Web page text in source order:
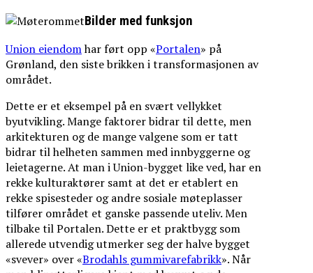
Bilder med funksjon
Union eiendomhar ført opp «Portalen» på
Grønland, den siste brikken i transformasjonen av
området.
Dette er et eksempel på en svært vellykket
byutvikling. Mange faktorer bidrar til dette, men
arkitekturen og de mange valgene som er tatt
bidrar til helheten sammen med innbyggerne og
leietagerne. At man i Union-bygget like ved, har en
rekke kulturaktører samt at det er etablert en
rekke spisesteder og andre sosiale møteplasser
tilfører området et ganske passende uteliv. Men
tilbake til Portalen. Dette er et praktbygg som
allerede utvendig utmerker seg der halve bygget
«svever» over «Brodahls gummivarefabrikk». Når